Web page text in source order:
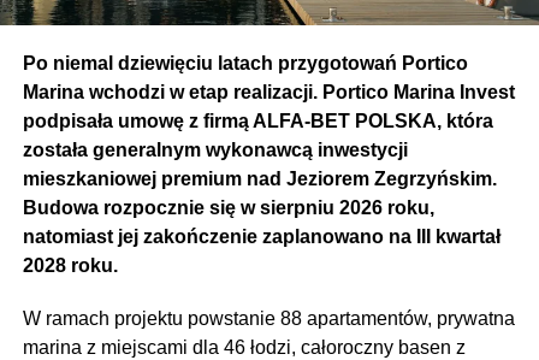
Po niemal dziewięciu latach przygotowań Portico
Marina wchodzi w etap realizacji. Portico Marina Invest
podpisała umowę z firmą ALFA-BET POLSKA, która
została generalnym wykonawcą inwestycji
mieszkaniowej premium nad Jeziorem Zegrzyńskim.
Budowa rozpocznie się w sierpniu 2026 roku,
natomiast jej zakończenie zaplanowano na III kwartał
2028 roku.
W ramach projektu powstanie 88 apartamentów, prywatna
marina z miejscami dla 46 łodzi, całoroczny basen z